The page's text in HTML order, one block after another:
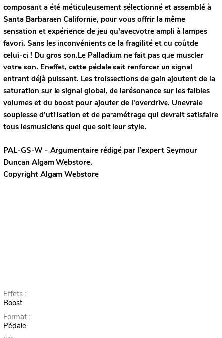
composant a été méticuleusement sélectionné et assemblé à
Santa Barbaraen Californie, pour vous offrir la même
sensation et expérience de jeu qu'avecvotre ampli à lampes
favori. Sans les inconvénients de la fragilité et du coûtde
celui-ci ! Du gros son.Le Palladium ne fait pas que muscler
votre son. Eneffet, cette pédale sait renforcer un signal
entrant déjà puissant. Les troissections de gain ajoutent de la
saturation sur le signal global, de larésonance sur les faibles
volumes et du boost pour ajouter de l'overdrive. Unevraie
souplesse d’utilisation et de paramétrage qui devrait satisfaire
tous lesmusiciens quel que soit leur style.
PAL-GS-W - Argumentaire rédigé par l’expert Seymour
Duncan Algam Webstore.
Copyright Algam Webstore
Effets :
Boost
Format :
Pédale